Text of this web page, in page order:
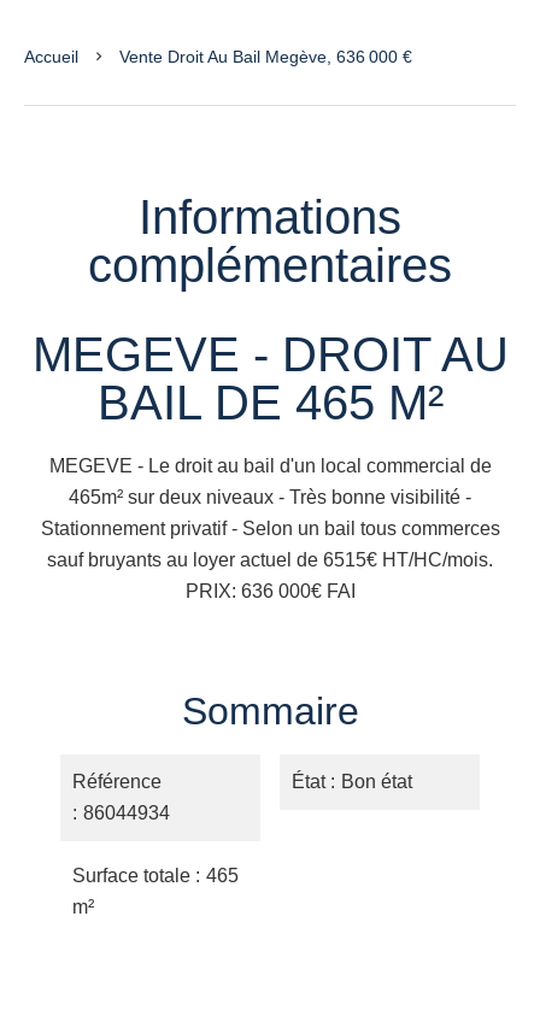
Accueil Vente Droit Au Bail Megève, 636 000 €
Informations
complémentaires
MEGEVE - DROIT AU
BAIL DE 465 M²
MEGEVE - Le droit au bail d'un local commercial de
465m² sur deux niveaux - Très bonne visibilité -
Stationnement privatif - Selon un bail tous commerces
sauf bruyants au loyer actuel de 6515€ HT/HC/mois.
PRIX: 636 000€ FAI
Sommaire
Référence
86044934
Surface totale
465
m²
État Bon état